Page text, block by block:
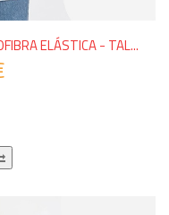
ELÁSTICA - TAL...